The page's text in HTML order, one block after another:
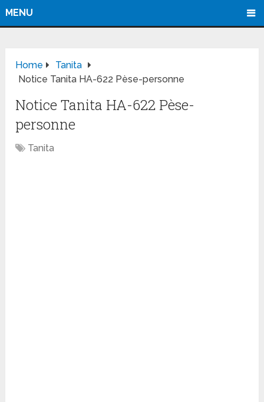
MENU
Home
Tanita
Notice Tanita HA-622 Pèse-personne
Notice Tanita HA-622 Pèse-
personne
Tanita